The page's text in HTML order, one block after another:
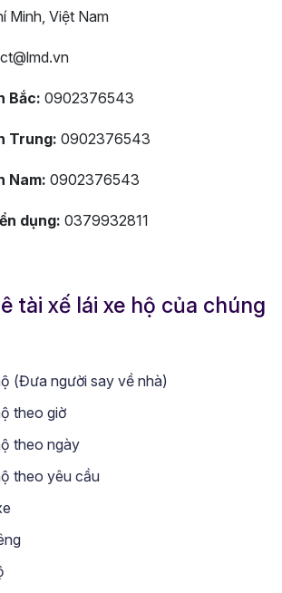
Minh, Việt Nam
Bắc: 0902376543
Trung: 0902376543
Nam: 0902376543
dụng: 0379932811
tài xế lái xe hộ của chúng
(Đưa người say về nhà)
theo giờ
theo ngày
theo yêu cầu